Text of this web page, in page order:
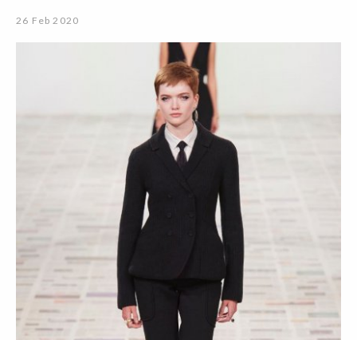
26 Feb 2020